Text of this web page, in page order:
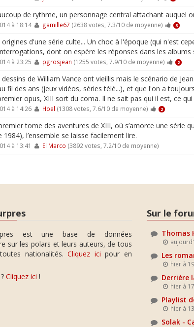
de rythme, un personnage central attachant auquel
à 18:14 gamille67 (2638 votes, 7.3/10 de moyenne) 3
d'une série culte... Un choc à l'époque (qui n'est
dont on espère les réponses dans les albums
à 23:25 pgrosjean (1255 votes, 7.9/10 de moyenne) 2
de William Vance ont vieillis mais le scénario de
fil des ans (jeux vidéos, séries télé...), et que l'on a
opus, XIII sort du coma. Il ne sait pas qui il est, ce
à 14:26 Hoel (1308 votes, 7.6/10 de moyenne) 2
tome des aventures de XIII, où s’amorce une série
1984), l’ensemble se laisse facilement lire.
à 13:41 El Marco (3892 votes, 7.2/10 de moyenne)
est une base de données
sur les polars et leurs auteurs, de tous
nationalités.Cliquez ici pour en
Cliquez ici !
Sur le
Thomas
Les
hier à
Derrière
hier à
Playlist
hier à
Solak -